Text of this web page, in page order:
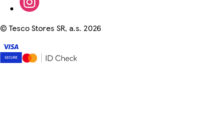
©Tesco Stores SR, a.s. 2026